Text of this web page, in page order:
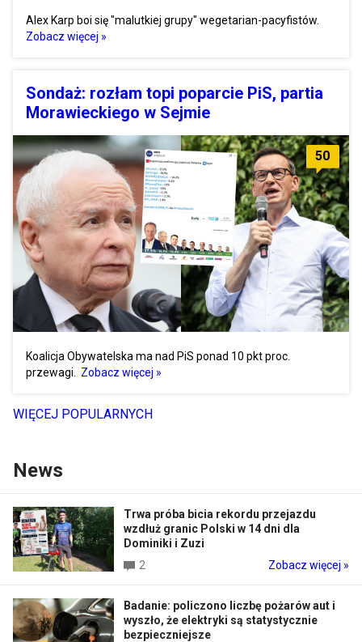
Alex Karp boi się "malutkiej grupy" wegetarian-pacyfistów.
Zobacz więcej »
Sondaż: rozłam topi poparcie PiS, partia
Morawieckiego w Sejmie
50
Koalicja Obywatelska ma nad PiS ponad 10 pkt proc.
przewagi.
Zobacz więcej »
WIĘCEJ POPULARNYCH
News
Trwa próba bicia rekordu przejazdu
wzdłuż granic Polski w 14 dni dla
Dominiki i Zuzi
2
Zobacz więcej »
Badanie: policzono liczbę pożarów aut i
wyszło, że elektryki są statystycznie
bezpieczniejsze